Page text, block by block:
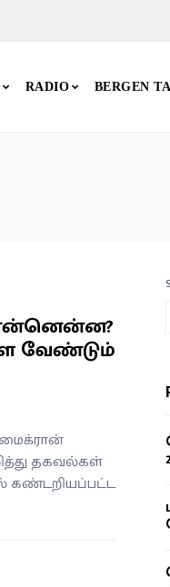
RADIO BERGEN
என்னென்ன?
வேண்டும்
தகவல்கள்
கண்டறியப்பட்ட